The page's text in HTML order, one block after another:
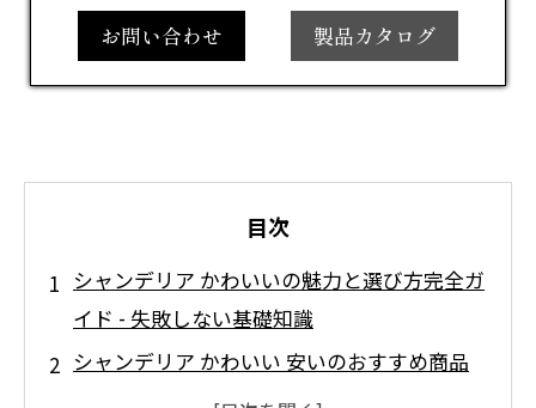
お問い合わせ 製品カタログ
目次
シャンデリア かわいいの魅力と選び方完全ガ
イド - 失敗しない基礎知識
シャンデリア かわいい 安いのおすすめ商品